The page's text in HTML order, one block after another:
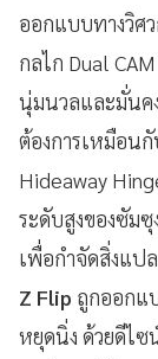
ออกแบบทางวิศ
กลไก Dual
นุ่มนวลและมั่นค
ต้องการเหมือ
Hideaway
ระดับสูงของซัม
เพื่อกำจัดสิ่งแป
Z Flip ถูกออกแ
หยุดนิ่ง ด้วยดีไซ